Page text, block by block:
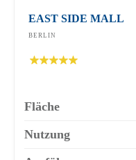
EAST SIDE MALL
BERLIN
Fläche
Nutzung